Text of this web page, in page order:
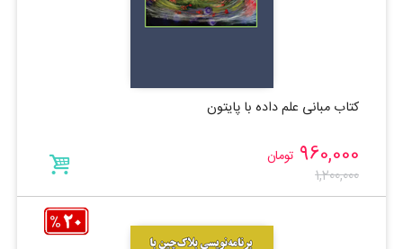
کتاب مبانی علم داده با پایتون
960,000 تومان
1,200,000